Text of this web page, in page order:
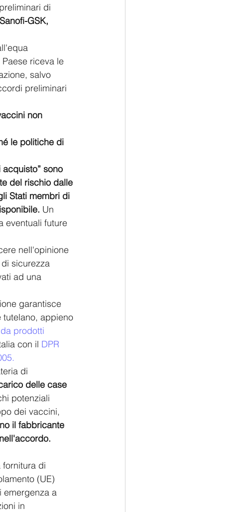
di
GSK,
riceva le
salvo
preliminari
non
le politiche di
sono
del rischio dalle
Stati membri di
Un
eventuali future
nell'opinione
sicurezza
ad una
garantisce
appieno
prodotti
con il DPR
di
delle case
potenziali
dei vaccini,
il fabbricante